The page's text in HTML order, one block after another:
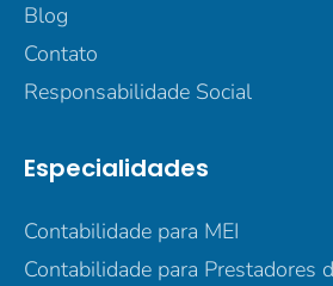
Blog
Contato
Responsabilidade Social
Especialidades
Contabilidade para MEI
Contabilidade para Prestadores